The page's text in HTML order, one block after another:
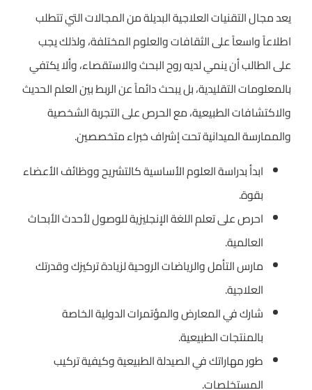
يعد مجال التقنيات العلاجية البديلة من المجالات التي تتطلب
اطلاعاً واسعاً على الثقافات والعلوم المختلفة، ولذلك يجب
على الطالب أن ينمي لديه روح البحث والاستقصاء، وألا يكتفي
بالمعلومات التقليدية، بل يبحث دائماً عن الربط بين العلم الحديث
والاكتشافات الطبيعية، مع الحرص على التجربة الشخصية
والممارسة الميدانية تحت إشراف خبراء متخصصين.
ابدأ بدراسة العلوم الأساسية كالتشريح ووظائف الأعضاء
بقوة.
احرص على تعلم اللغة الإنجليزية للوصول لأحدث الأبحاث
العالمية.
مارس التأمل والرياضات الروحية لزيادة تركيزك وقدرتك
العلاجية.
شارك في المعارض والمؤتمرات الدولية الخاصة
بالمنتجات الطبيعية.
طور مهاراتك في الصيدلة الطبيعية وكيفية تركيب
المستخلصات.